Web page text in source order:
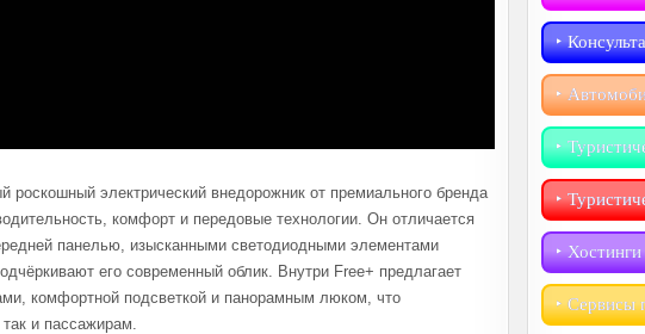
электрический внедорожник от премиального бренда
комфорт и передовые технологии. Он отличается
панелью, изысканными светодиодными элементами
его современный облик. Внутри Free+ предлагает
комфортной подсветкой и панорамным люком, что
и пассажирам.
‣︎
‣︎
‣︎
‣︎
‣︎ Хостинги
‣︎ Сервисы